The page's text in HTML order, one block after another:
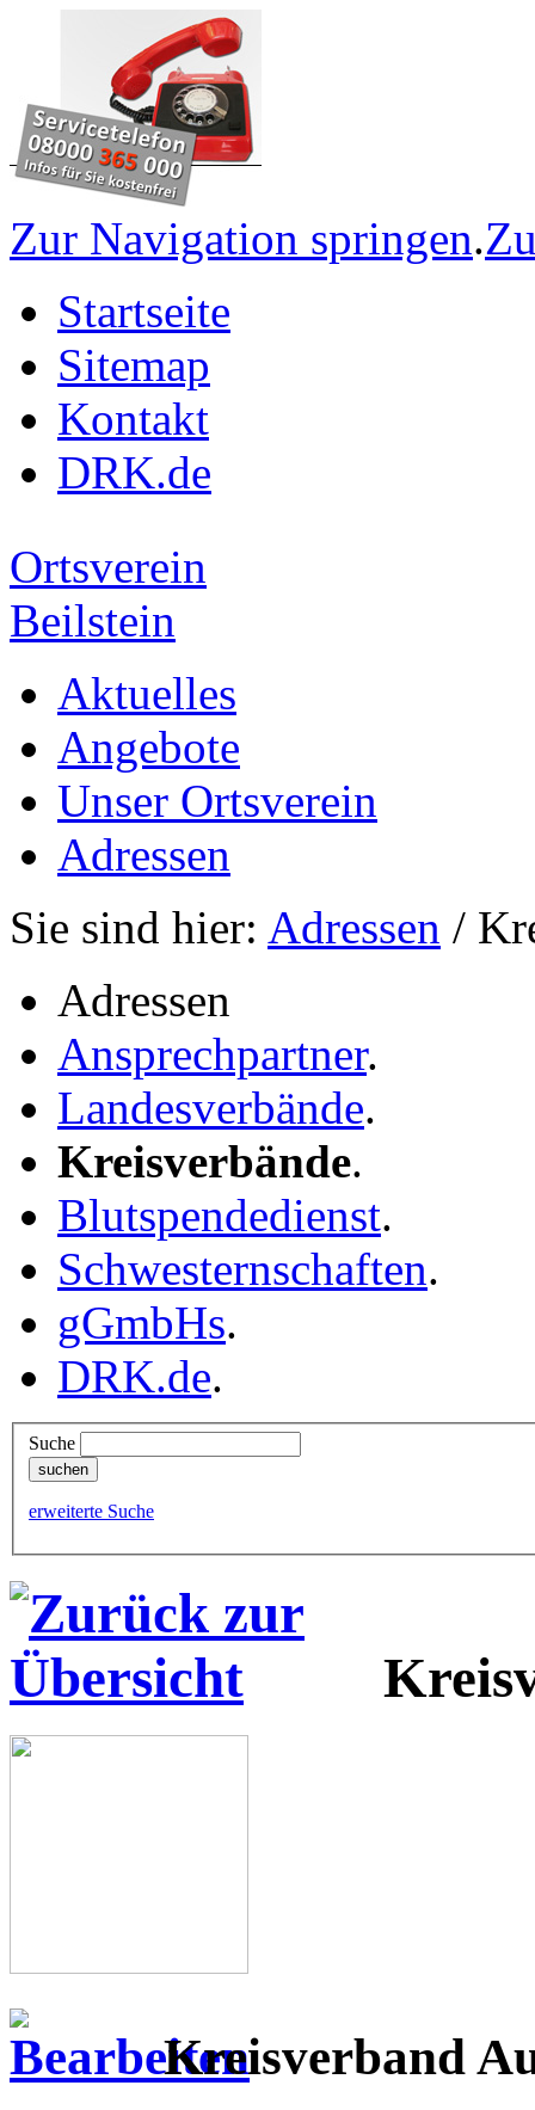
Zur Navigation springen.
Startseite
Sitemap
Kontakt
DRK.de
Ortsverein
Beilstein
Aktuelles
Angebote
Unser Ortsverein
Adressen
Sie sind hier: Adressen /
Adressen
Ansprechpartner.
Landesverbände.
Kreisverbände.
Blutspendedienst.
Schwesternschaften.
gGmbHs.
DRK.de.
Suche
erweiterte Suche
Kreisverband